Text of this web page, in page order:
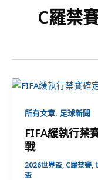
C羅禁
所有文章, 足球新聞
FIFA緩執行禁
戰
2026世界盃, C羅禁賽,
盃